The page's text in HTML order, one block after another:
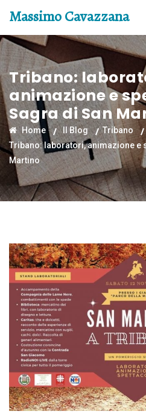
Massimo Cavazzana
Tribano:
animazione e
Sagra di San
Home Il Blog
Tribano
Tribano: laboratori, animazione e
Martino